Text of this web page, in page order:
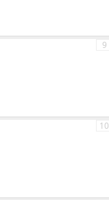
9
10